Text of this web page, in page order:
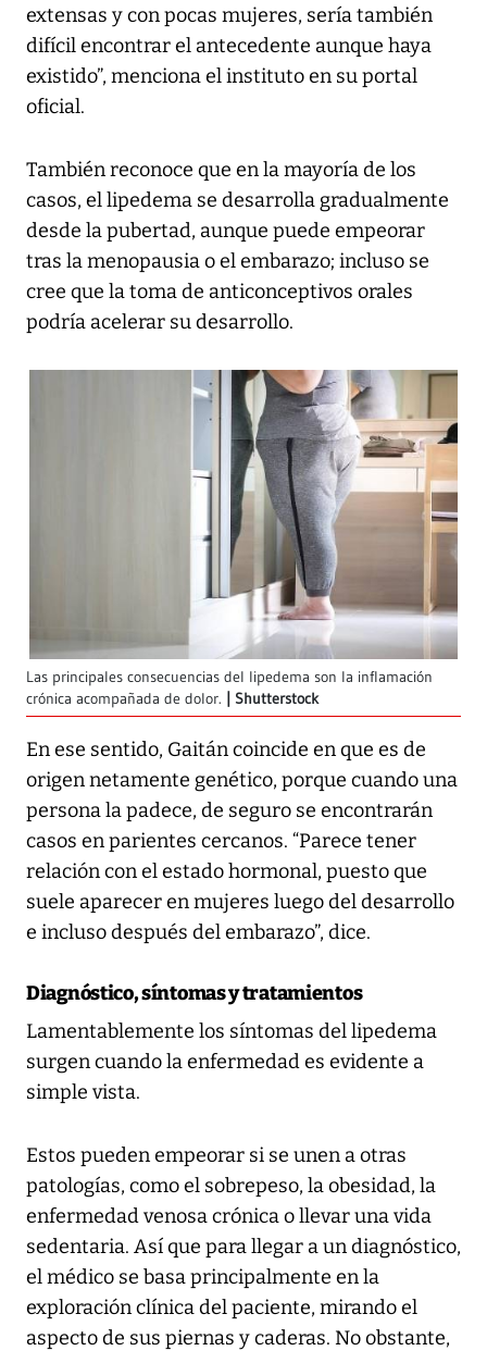
extensas y con pocas mujeres, sería también
difícil encontrar el antecedente aunque haya
existido”, menciona el instituto en su portal
oficial.
También reconoce que en la mayoría de los
casos, el lipedema se desarrolla gradualmente
desde la pubertad, aunque puede empeorar
tras la menopausia o el embarazo; incluso se
cree que la toma de anticonceptivos orales
podría acelerar su desarrollo.
Las principales consecuencias del lipedema son la inflamación
crónica acompañada de dolor.
Shutterstock
En ese sentido, Gaitán coincide en que es de
origen netamente genético, porque cuando una
persona la padece, de seguro se encontrarán
casos en parientes cercanos. “Parece tener
relación con el estado hormonal, puesto que
suele aparecer en mujeres luego del desarrollo
e incluso después del embarazo”, dice.
Diagnóstico, síntomas y tratamientos
Lamentablemente los síntomas del lipedema
surgen cuando la enfermedad es evidente a
simple vista.
Estos pueden empeorar si se unen a otras
patologías, como el sobrepeso, la obesidad, la
enfermedad venosa crónica o llevar una vida
sedentaria. Así que para llegar a un diagnóstico,
el médico se basa principalmente en la
exploración clínica del paciente, mirando el
aspecto de sus piernas y caderas. No obstante,